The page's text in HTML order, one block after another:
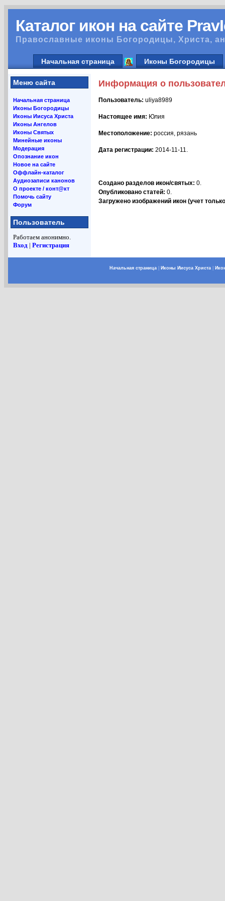
Каталог икон на сайте
Православные иконы Богородицы, Христа,
Начальная страница Иконы Богородицы
Меню сайта
Начальная страница
Иконы Богородицы
Иконы Иисуса Христа
Иконы Ангелов
Иконы Святых
Минейные иконы
Модерация
Опознание икон
Новое на сайте
Оффлайн-каталог
Аудиозаписи канонов
О проекте / конт@кт
Помочь сайту
Форум
Пользователь
Работаем анонимно.
Вход | Регистрация
Информация о
Пользователь: uliya8989
Настоящее имя: Юлия
Местоположение: россия, рязань
Дата регистрации: 2014-11-11.
Создано разделов икон/святых: 0.
Опубликовано статей: 0.
Загружено изображений икон (учет
Начальная страница| Иконы Иисуса Христа|